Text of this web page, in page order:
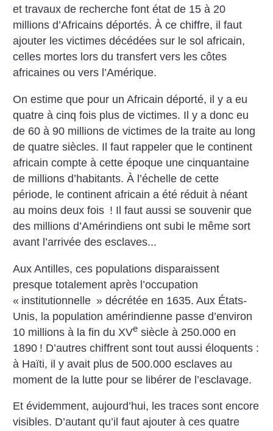
et travaux de recherche font état de 15 à 20
millions d’Africains déportés. À ce chiffre, il faut
ajouter les victimes décédées sur le sol africain,
celles mortes lors du transfert vers les côtes
africaines ou vers l’Amérique.
On estime que pour un Africain déporté, il y a eu
quatre à cinq fois plus de victimes. Il y a donc eu
de 60 à 90 millions de victimes de la traite au long
de quatre siècles. Il faut rappeler que le continent
africain compte à cette époque une cinquantaine
de millions d’habitants. À l’échelle de cette
période, le continent africain a été réduit à néant
au moins deux fois ! Il faut aussi se souvenir que
des millions d’Amérindiens ont subi le même sort
avant l’arrivée des esclaves...
Aux Antilles, ces populations disparaissent
presque totalement après l’occupation
« institutionnelle » décrétée en 1635. Aux États-
Unis, la population amérindienne passe d’environ
10 millions à la fin du XVe siècle à 250.000 en
1890 ! D’autres chiffrent sont tout aussi éloquents :
à Haïti, il y avait plus de 500.000 esclaves au
moment de la lutte pour se libérer de l’esclavage.
Et évidemment, aujourd’hui, les traces sont encore
visibles. D’autant qu’il faut ajouter à ces quatre